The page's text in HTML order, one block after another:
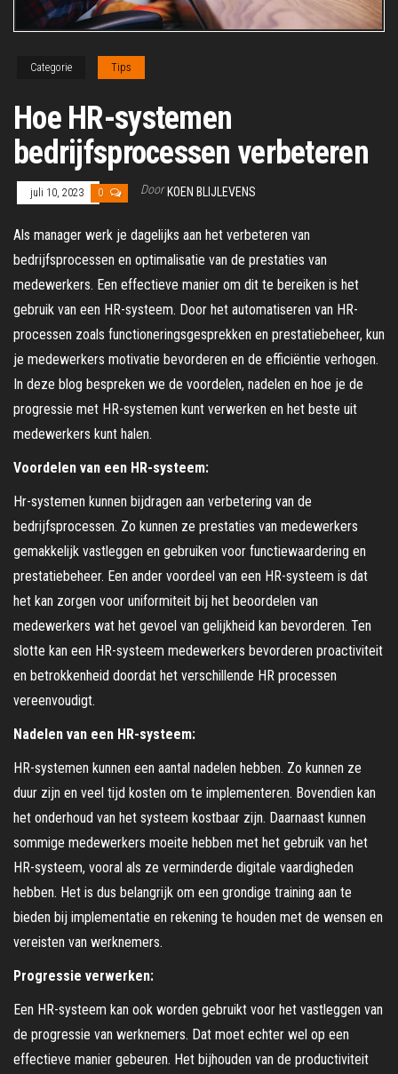
Categorie Tips
Hoe HR-systemen
bedrijfsprocessen verbeteren
juli 10, 2023 0 Door KOEN BLIJLEVENS
Als manager werk je dagelijks aan het verbeteren van
bedrijfsprocessen en optimalisatie van de prestaties van
medewerkers. Een effectieve manier om dit te bereiken is het
gebruik van een HR-systeem. Door het automatiseren van HR-
processen zoals functioneringsgesprekken en prestatiebeheer, kun
je medewerkers motivatie bevorderen en de efficiëntie verhogen.
In deze blog bespreken we de voordelen, nadelen en hoe je de
progressie met HR-systemen kunt verwerken en het beste uit
medewerkers kunt halen.
Voordelen van een HR-systeem:
Hr-systemen kunnen bijdragen aan verbetering van de
bedrijfsprocessen. Zo kunnen ze prestaties van medewerkers
gemakkelijk vastleggen en gebruiken voor functiewaardering en
prestatiebeheer. Een ander voordeel van een HR-systeem is dat
het kan zorgen voor uniformiteit bij het beoordelen van
medewerkers wat het gevoel van gelijkheid kan bevorderen. Ten
slotte kan een HR-systeem medewerkers bevorderen proactiviteit
en betrokkenheid doordat het verschillende HR processen
vereenvoudigt.
Nadelen van een HR-systeem:
HR-systemen kunnen een aantal nadelen hebben. Zo kunnen ze
duur zijn en veel tijd kosten om te implementeren. Bovendien kan
het onderhoud van het systeem kostbaar zijn. Daarnaast kunnen
sommige medewerkers moeite hebben met het gebruik van het
HR-systeem, vooral als ze verminderde digitale vaardigheden
hebben. Het is dus belangrijk om een ​​grondige training aan te
bieden bij implementatie en rekening te houden met de wensen en
vereisten van werknemers.
Progressie verwerken:
Een HR-systeem kan ook worden gebruikt voor het vastleggen van
de progressie van werknemers. Dat moet echter wel op een
effectieve manier gebeuren. Het bijhouden van de productiviteit